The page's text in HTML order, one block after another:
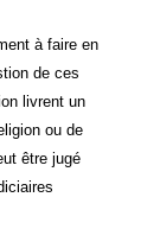
à faire en
de ces
livrent un
ou de
être jugé